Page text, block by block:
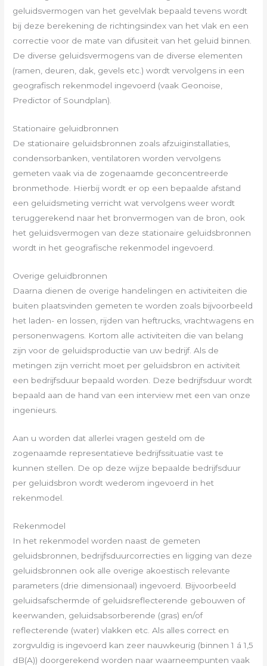
geluidsvermogen van het gevelvlak bepaald tevens wordt
bij deze berekening de richtingsindex van het vlak en een
correctie voor de mate van difusiteit van het geluid binnen.
De diverse geluidsvermogens van de diverse elementen
(ramen, deuren, dak, gevels etc.) wordt vervolgens in een
geografisch rekenmodel ingevoerd (vaak Geonoise,
Predictor of Soundplan).
Stationaire geluidbronnen
De stationaire geluidsbronnen zoals afzuiginstallaties,
condensorbanken, ventilatoren worden vervolgens
gemeten vaak via de zogenaamde geconcentreerde
bronmethode. Hierbij wordt er op een bepaalde afstand
een geluidsmeting verricht wat vervolgens weer wordt
teruggerekend naar het bronvermogen van de bron, ook
het geluidsvermogen van deze stationaire geluidsbronnen
wordt in het geografische rekenmodel ingevoerd.
Overige geluidbronnen
Daarna dienen de overige handelingen en activiteiten die
buiten plaatsvinden gemeten te worden zoals bijvoorbeeld
het laden- en lossen, rijden van heftrucks, vrachtwagens en
personenwagens. Kortom alle activiteiten die van belang
zijn voor de geluidsproductie van uw bedrijf. Als de
metingen zijn verricht moet per geluidsbron en activiteit
een bedrijfsduur bepaald worden. Deze bedrijfsduur wordt
bepaald aan de hand van een interview met een van onze
ingenieurs.
Aan u worden dat allerlei vragen gesteld om de
zogenaamde representatieve bedrijfssituatie vast te
kunnen stellen. De op deze wijze bepaalde bedrijfsduur
per geluidsbron wordt wederom ingevoerd in het
rekenmodel.
Rekenmodel
In het rekenmodel worden naast de gemeten
geluidsbronnen, bedrijfsduurcorrecties en ligging van deze
geluidsbronnen ook alle overige akoestisch relevante
parameters (drie dimensionaal) ingevoerd. Bijvoorbeeld
geluidsafschermde of geluidsreflecterende gebouwen of
keerwanden, geluidsabsorberende (gras) en/of
reflecterende (water) vlakken etc. Als alles correct en
zorgvuldig is ingevoerd kan zeer nauwkeurig (binnen 1 á 1,5
dB(A)) doorgerekend worden naar waarneempunten vaak